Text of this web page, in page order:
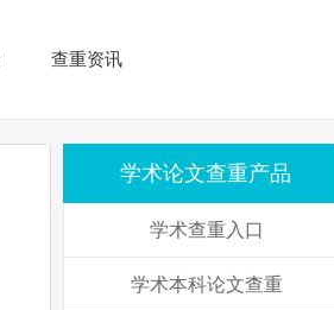
查重资讯
学术论文查重产品
学术查重入口
学术本科论文查重